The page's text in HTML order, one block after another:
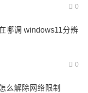
0
哪调 windows11分辨
0
么解除网络限制